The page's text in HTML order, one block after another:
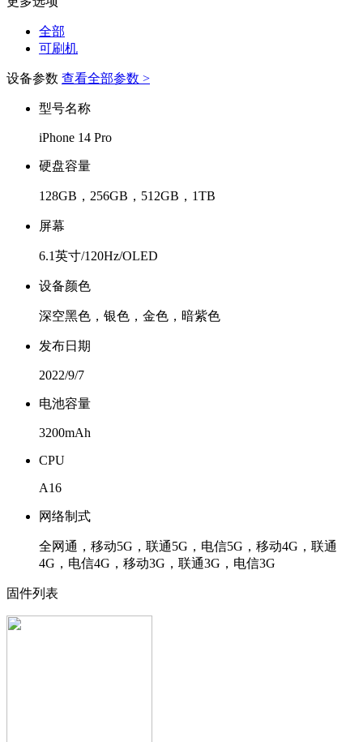
全部
可刷机
设备参数 查看全部参数 >
型号名称
iPhone 14 Pro
硬盘容量
128GB，256GB，512GB，1TB
屏幕
6.1英寸/120Hz/OLED
设备颜色
深空黑色，银色，金色，暗紫色
发布日期
2022/9/7
电池容量
3200mAh
CPU
A16
网络制式
全网通，移动5G，联通5G，电信5G，移动4G，联通
4G，电信4G，移动3G，联通3G，电信3G
固件列表